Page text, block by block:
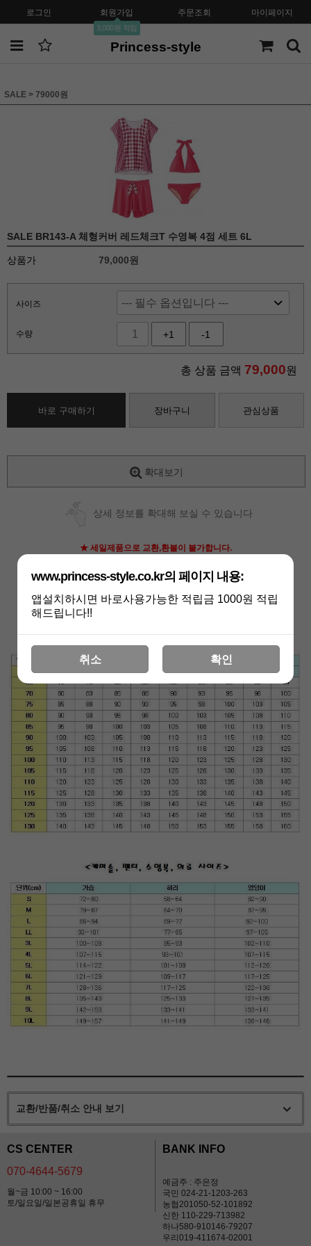
로그인 회원가입
3,000원 적립
주문조회 마이페이지
Princess-style
SALE > 79000원
SALE BR143-A 체형커버 레드체크T 수영복 4점 세트 6L
상품가 79,000원
사이즈
수량 +1 -1
총 상품 금액 79,000원
바로 구매하기 장바구니 관심상품
확대보기
상세 정보를 확대해 보실 수 있습니다
★ 세일제품으로 교환,환불이 불가합니다.
교환/반품/취소 안내 보기
CS CENTER
070-4644-5679
월~금 10:00 ~ 16:00
토/일요일/일본공휴일 휴무
BANK INFO
예금주 : 주은정
국민 024-21-1203-263
농협201050-52-101892
신한 110-229-713982
하나580-910146-79207
우리019-411674-02001
www.princess-style.co.kr의 페이지 내용:
앱설치하시면 바로사용가능한 적립금 1000원 적립
해드립니다!!
취소 확인